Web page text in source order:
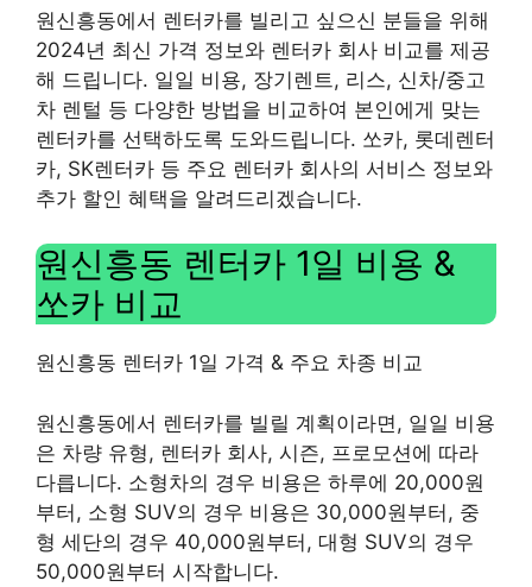
원신흥동에서 렌터카를 빌리고 싶으신 분들을 위해
2024년 최신 가격 정보와 렌터카 회사 비교를 제공
해 드립니다. 일일 비용, 장기렌트, 리스, 신차/중고
차 렌털 등 다양한 방법을 비교하여 본인에게 맞는
렌터카를 선택하도록 도와드립니다. 쏘카, 롯데렌터
카, SK렌터카 등 주요 렌터카 회사의 서비스 정보와
추가 할인 혜택을 알려드리겠습니다.
원신흥동 렌터카 1일 비용 &
쏘카 비교
원신흥동 렌터카 1일 가격 & 주요 차종 비교
원신흥동에서 렌터카를 빌릴 계획이라면, 일일 비용
은 차량 유형, 렌터카 회사, 시즌, 프로모션에 따라
다릅니다. 소형차의 경우 비용은 하루에 20,000원
부터, 소형 SUV의 경우 비용은 30,000원부터, 중
형 세단의 경우 40,000원부터, 대형 SUV의 경우
50,000원부터 시작합니다.